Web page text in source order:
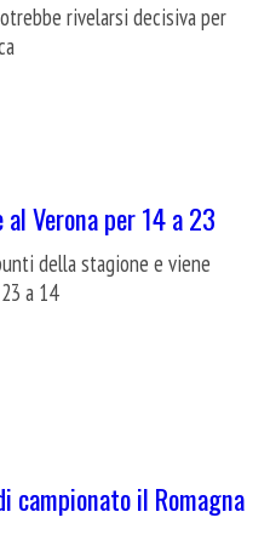
rivelarsi decisiva per
Verona per 14 a 23
della stagione e viene
a 14
campionato il Romagna